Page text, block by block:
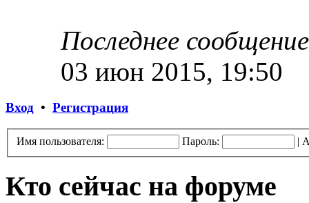
Последнее сообщение
03 июн 2015, 19:50
Вход • Регистрация
Имя пользователя: Пароль: |
Кто сейчас на форуме